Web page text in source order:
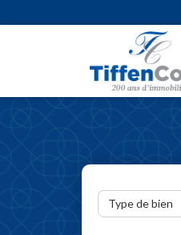
Type de bien